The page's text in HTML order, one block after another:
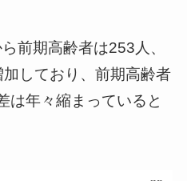
前期高齢者は253人、
しており、前期高齢者
は年々縮まっていると